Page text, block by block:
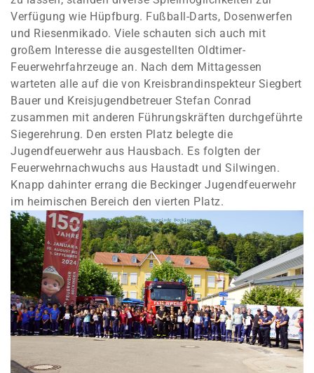
Verfügung wie Hüpfburg. Fußball-Darts, Dosenwerfen
und Riesenmikado. Viele schauten sich auch mit
großem Interesse die ausgestellten Oldtimer-
Feuerwehrfahrzeuge an. Nach dem Mittagessen
warteten alle auf die von Kreisbrandinspekteur Siegbert
Bauer und Kreisjugendbetreuer Stefan Conrad
zusammen mit anderen Führungskräften durchgeführte
Siegerehrung. Den ersten Platz belegte die
Jugendfeuerwehr aus Hausbach. Es folgten der
Feuerwehrnachwuchs aus Haustadt und Silwingen.
Knapp dahinter errang die Beckinger Jugendfeuerwehr
im heimischen Bereich den vierten Platz.